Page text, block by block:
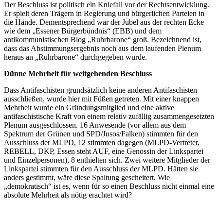
Der Beschluss ist politisch ein Kniefall vor der Rechtsentwicklung.
Er spielt deren Trägern in Regierung und bürgerlichen Parteien in
die Hände. Dementsprechend war der Jubel aus der rechten Ecke
wie dem „Essener Bürgerbündnis“ (EBB) und dem
antikommunistischen Blog „Ruhrbarone“ groß. Bezeichnend ist,
dass das Abstimmungsergebnis noch aus dem laufenden Plenum
heraus an „Ruhrbarone“ durchgegeben wurde.
Dünne Mehrheit für weitgehenden Beschluss
Dass Antifaschisten grundsätzlich keine anderen Antifaschisten
ausschließen, wurde hier mit Füßen getreten. Mit einer knappen
Mehrheit wurde ein Gründungsmitglied und eine aktive
antifaschistische Kraft von einem relativ zufällig zusammengesetzten
Plenum ausgeschlossen. 16 Anwesende (vor allem aus dem
Spektrum der Grünen und SPD/Jusos/Falken) stimmten für den
Ausschluss der MLPD, 12 stimmten dagegen (MLPD-Vertreter,
REBELL, DKP, Essen steht AUF, eine Genossin der Linkspartei
und Einzelpersonen), 8 enthielten sich. Zwei weitere Mitglieder der
Linkspartei stimmten für den Ausschluss der MLPD. Hätten sie
anders gestimmt, wäre diese Spaltung gescheitert. Wie
„demokratisch“ ist es, wenn für so einen Beschluss nicht einmal eine
absolute Mehrheit als nötig erachtet wird?